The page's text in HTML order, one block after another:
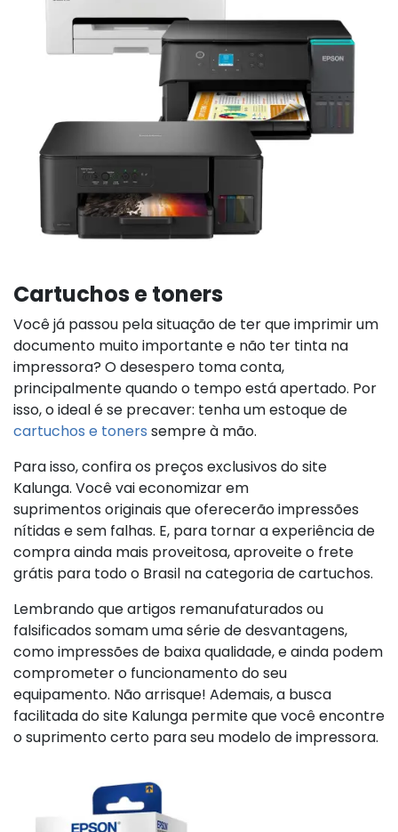
Cartuchos e toners
Você já passou pela situação de ter que imprimir um
documento muito importante e não ter tinta na
impressora? O desespero toma conta,
principalmente quando o tempo está apertado. Por
isso, o ideal é se precaver: tenha um estoque de
cartuchos e toners sempre à mão.
Para isso, confira os preços exclusivos do site
Kalunga. Você vai economizar em
suprimentos originais que oferecerão impressões
nítidas e sem falhas. E, para tornar a experiência de
compra ainda mais proveitosa, aproveite o frete
grátis para todo o Brasil na categoria de cartuchos.
Lembrando que artigos remanufaturados ou
falsificados somam uma série de desvantagens,
como impressões de baixa qualidade, e ainda podem
comprometer o funcionamento do seu
equipamento. Não arrisque! Ademais, a busca
facilitada do site Kalunga permite que você encontre
o suprimento certo para seu modelo de impressora.